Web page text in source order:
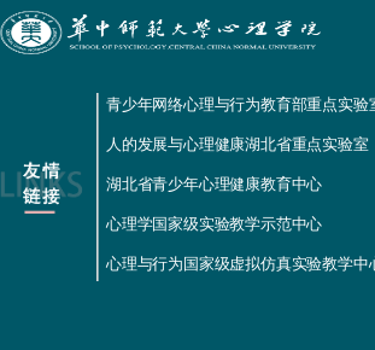
青少年网络心理与行为教育部重点实验
人的发展与心理健康湖北省重点实验室
湖北省青少年心理健康教育中心
心理学国家级实验教学示范中心
心理与行为国家级虚拟仿真实验教学中